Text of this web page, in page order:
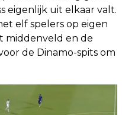
eigenlijk uit elkaar valt.
elf spelers op eigen
middenveld en de
de Dinamo-spits om